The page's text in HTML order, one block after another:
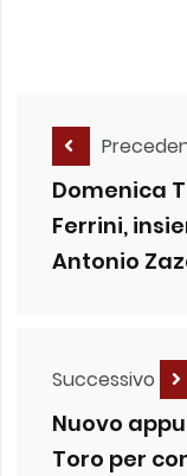
Domenica
Ferrini,
Antonio
Successivo
Nuovo
Toro per